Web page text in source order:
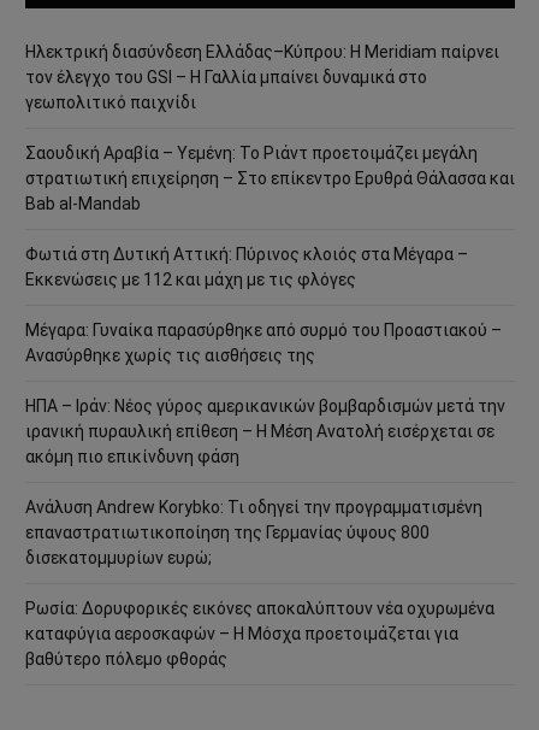
Ηλεκτρική διασύνδεση Ελλάδας–Κύπρου: Η Meridiam παίρνει
τον έλεγχο του GSI – Η Γαλλία μπαίνει δυναμικά στο
γεωπολιτικό παιχνίδι
Σαουδική Αραβία – Υεμένη: Το Ριάντ προετοιμάζει μεγάλη
στρατιωτική επιχείρηση – Στο επίκεντρο Ερυθρά Θάλασσα και
Bab al-Mandab
Φωτιά στη Δυτική Αττική: Πύρινος κλοιός στα Μέγαρα –
Εκκενώσεις με 112 και μάχη με τις φλόγες
Μέγαρα: Γυναίκα παρασύρθηκε από συρμό του Προαστιακού –
Ανασύρθηκε χωρίς τις αισθήσεις της
ΗΠΑ – Ιράν: Νέος γύρος αμερικανικών βομβαρδισμών μετά την
ιρανική πυραυλική επίθεση – Η Μέση Ανατολή εισέρχεται σε
ακόμη πιο επικίνδυνη φάση
Ανάλυση Andrew Korybko: Τι οδηγεί την προγραμματισμένη
επαναστρατιωτικοποίηση της Γερμανίας ύψους 800
δισεκατομμυρίων ευρώ;
Ρωσία: Δορυφορικές εικόνες αποκαλύπτουν νέα οχυρωμένα
καταφύγια αεροσκαφών – Η Μόσχα προετοιμάζεται για
βαθύτερο πόλεμο φθοράς